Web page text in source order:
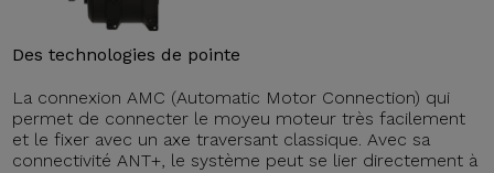
Des technologies de pointe
La connexion AMC (Automatic Motor Connection) qui
permet de connecter le moyeu moteur très facilement
et le fixer avec un axe traversant classique. Avec sa
connectivité ANT+, le système peut se lier directement à